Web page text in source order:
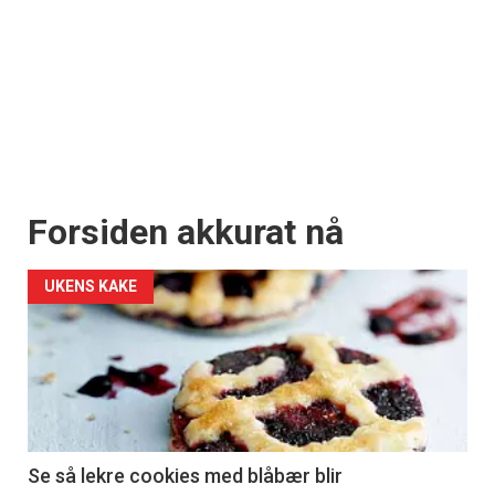
Forsiden akkurat nå
UKENS KAKE
Se så lekre cookies med blåbær blir